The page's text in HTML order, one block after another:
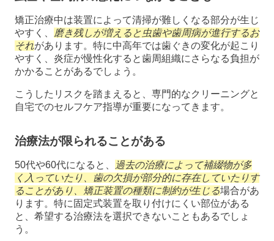
矯正治療中は装置によって清掃が難しくなる部分が生じ
やすく、
磨き残しが増えると虫歯や歯周病が進行するお
それがあります。特に中高年では歯ぐきの変化が起こり
やすく、炎症が慢性化すると歯周組織にさらなる負担が
かかることがあるでしょう。
こうしたリスクを踏まえると、専門的なクリーニングと
自宅でのセルフケア指導が重要になってきます。
治療法が限られることがある
50代や60代になると、
過去の治療によって補綴物が多
く入っていたり、歯の欠損が部分的に存在していたりす
ることがあり、矯正装置の種類に制約が生じる場合があ
ります。特に固定式装置を取り付けにくい部位がある
と、希望する治療法を選択できないこともあるでしょ
う。